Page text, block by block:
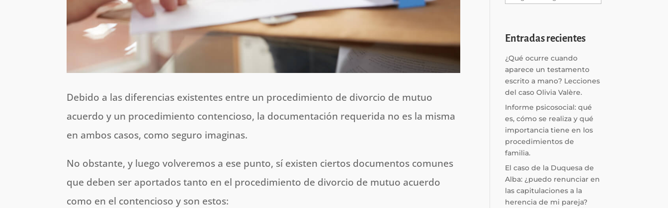
Debido a las diferencias existentes entre un procedimiento de divorcio de mutuo
acuerdo y un procedimiento contencioso, la documentación requerida no es la misma
en ambos casos, como seguro imaginas.
No obstante, y luego volveremos a ese punto, sí existen ciertos documentos comunes
que deben ser aportados tanto en el procedimiento de divorcio de mutuo acuerdo
como en el contencioso y son estos:
Entradas recientes
¿Qué ocurre cuando
aparece un testamento
escrito a mano? Lecciones
del caso Olivia Valère.
Informe psicosocial: qué
es, cómo se realiza y qué
importancia tiene en los
procedimientos de
familia.
El caso de la Duquesa de
Alba: ¿puedo renunciar en
las capitulaciones a la
herencia de mi pareja?